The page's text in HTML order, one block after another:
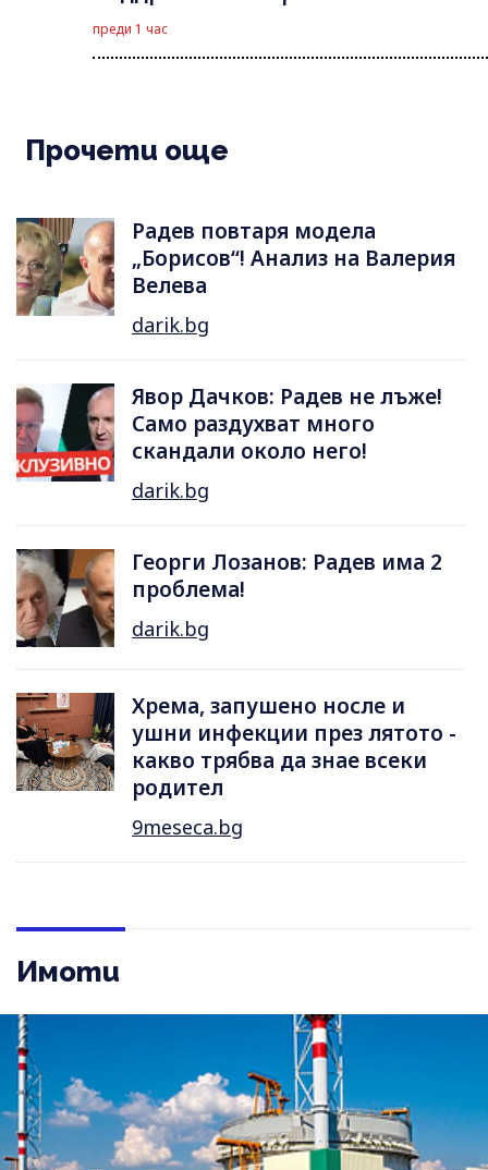
преди 1 час
Прочети още
Радев повтаря модела
„Борисов“! Анализ на Валерия
Велева
darik.bg
Явор Дачков: Радев не лъже!
Само раздухват много
скандали около него!
darik.bg
Георги Лозанов: Радев има 2
проблема!
darik.bg
Хрема, запушено носле и
ушни инфекции през лятотo -
какво трябва да знае всеки
родител
9meseca.bg
Имоти